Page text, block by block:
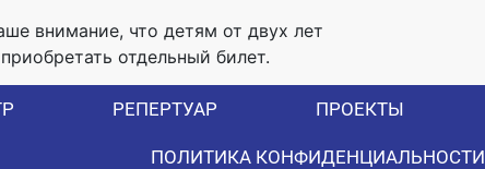
внимание, что детям от двух лет
отдельный билет.
РЕПЕРТУАР ПРОЕКТЫ
ПОЛИТИКА КОНФИДЕНЦИАЛЬНОСТИ